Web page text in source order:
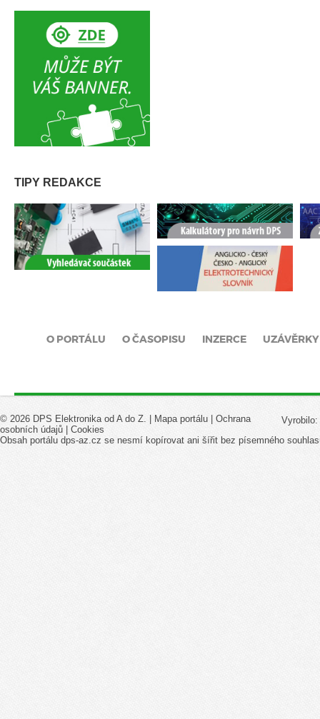
TIPY REDAKCE
O PORTÁLU O ČASOPISU INZERCE UZÁVĚRKY
Vyrobilo:
© 2026 DPS Elektronika od A do Z. | Mapa portálu
Ochrana
osobních údajů
Cookies
Obsah portálu dps-az.cz se nesmí kopírovat ani šířit bez písemného